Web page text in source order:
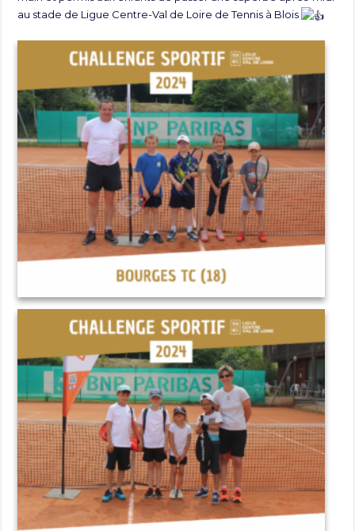
au stade de Ligue Centre-Val de Loire de Tennis à Blois